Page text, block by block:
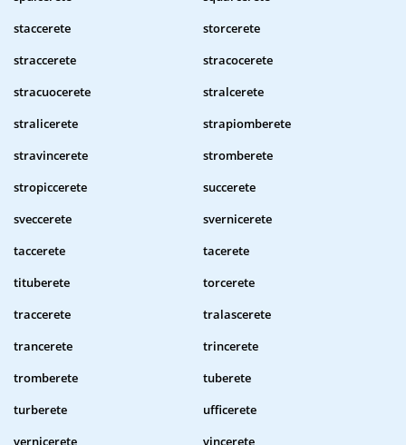
staccerete
storcerete
straccerete
stracocerete
stracuocerete
stralcerete
stralicerete
strapiomberete
stravincerete
stromberete
stropiccerete
succerete
sveccerete
svernicerete
taccerete
tacerete
tituberete
torcerete
traccerete
tralascerete
trancerete
trincerete
tromberete
tuberete
turberete
ufficerete
vernicerete
vincerete